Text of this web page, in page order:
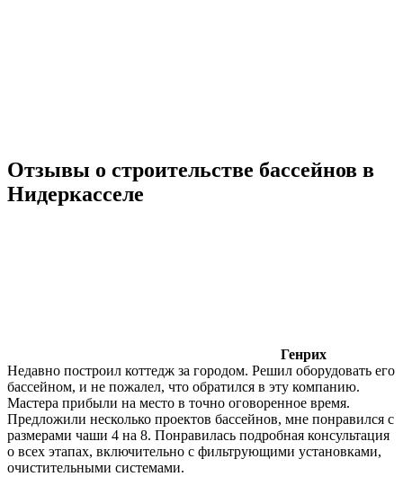
Отзывы о строительстве бассейнов в
Нидеркасселе
Генрих
Недавно построил коттедж за городом. Решил оборудовать его
бассейном, и не пожалел, что обратился в эту компанию.
Мастера прибыли на место в точно оговоренное время.
Предложили несколько проектов бассейнов, мне понравился с
размерами чаши 4 на 8. Понравилась подробная консультация
о всех этапах, включительно с фильтрующими установками,
очистительными системами.